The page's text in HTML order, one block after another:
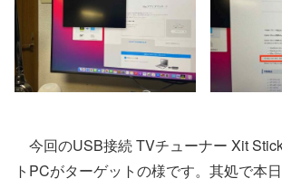
今回のUSB接続 TVチューナー Xit
トPCがターゲットの様です。其処で本